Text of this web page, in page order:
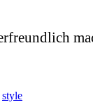
style